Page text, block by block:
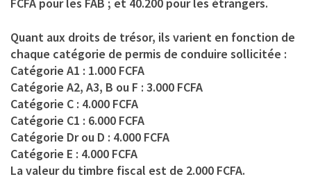
Quant aux droits de trésor, ils varient en fonction de
chaque catégorie de permis de conduire sollicitée :
Catégorie A1 : 1.000 FCFA
Catégorie A2, A3, B ou F : 3.000 FCFA
Catégorie C : 4.000 FCFA
Catégorie C1 : 6.000 FCFA
Catégorie Dr ou D : 4.000 FCFA
Catégorie E : 4.000 FCFA
La valeur du timbre fiscal est de 2.000 FCFA.